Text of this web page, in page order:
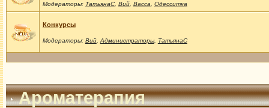
Модераторы: ТатьянаС, Вий, Васса Одесситка
Конкурсы
Модераторы: Вий, Администраторы, ТатьянаС
Ароматерапия